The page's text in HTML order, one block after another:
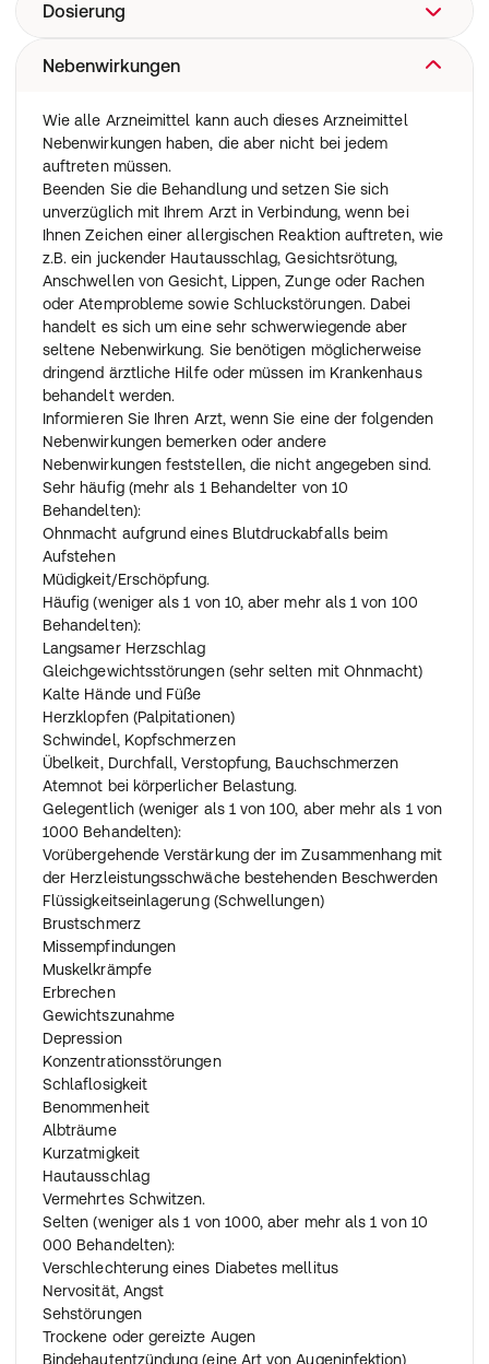
Dosierung
Nehmen Sie dieses Arzneimittel immer genau nach
oder Apotheker nach, wenn Sie sich nicht ganz sicher
sind.
Nehmen Sie die Tabletten 1-mal täglich morgens mit 1
Glas Wasser ein. Die Tabletten sind im Ganzen oder
geteilt einzunehmen. Sie dürfen die Tabletten vor dem
Schlucken nicht zerkauen oder zerstoßen. Die Tablette
kann in gleiche Dosen geteilt werden.
Falls vom Arzt nicht anders verordnet, ist die übliche
Dosis:
Bei Bluthochdruck
1-mal täglich 47,5 mg Metoprololsuccinat (entsprechend
2 Tabletten).
Die Dosis kann falls erforderlich auf 1-mal täglich 95 bis
190 mg Metoprololsuccinat (hierfür stehen höhere
Wirkstärken zur Verfügung) erhöht werden.
Bei Schmerzen und Engegefühl im Brustraum (Angina
pectoris)
1-mal täglich 95 bis 190 mg Metoprololsuccinat (hierfür
stehen höhere Wirkstärken zur Verfügung).
Bei unregelmäßigem Herzschlag
(Herzrhythmusstörungen)
1-mal täglich 95 bis 190 mg Metoprololsuccinat (hierfür
stehen höhere Wirkstärken zur Verfügung):
Zur vorbeugenden Behandlung nach einem Herzinfarkt
1-mal täglich 190 mg Metoprololsuccinat (hierfür stehen
höhere Wirkstärken zur Verfügung).
Bei Herzklopfen aufgrund von nicht organ-bedingten
Herzbeschwerden
1-mal täglich 95 mg Metoprololsuccinat (hierfür stehen
höhere Wirkstärken zur Verfügung).
Die Dosis kann falls erforderlich auf 1-mal täglich 190
mg Metoprololsuccinat (hierfür stehen höhere
Wirkstärken zur Verfügung) erhöht werden.
Zur Vorbeugung der Migräne
1-mal täglich 95 bis 190 mg Metoprololsuccinat (hierfür
stehen höhere Wirkstärken zur Verfügung).
Bei Patienten mit stabiler Herzleistungsschwäche
Richten Sie sich bitte nach den Anweisungen Ihres
Arztes.
Kinder und Jugendliche
Bluthochdruck
Die Dosis von Metoprololsuccinat zur Behandlung von
Bluthochdruck bei Kindern ab 6 Jahren und
Jugendlichen richtet sich nach dem Körpergewicht Ihres
Kindes bzw. des Jugendlichen. Ihr Arzt wird die richtige
Dosis berechnen.
Eine Anwendung von Metoprololsuccinat zur
Behandlung von Bluthochdruck bei Kindern unter 6
Jahren wird nicht empfohlen.
Patienten mit eingeschränkter Leberfunktion
Wenn Ihre Leberfunktion stark eingeschränkt ist, wird Ihr
Arzt die Dosis gegebenenfalls anpassen. Richten Sie
sich stets nach den Anweisungen Ihres Arztes.
Wenn Sie eine größere Menge von Metoprololsuccinat
Nebenwirkungen
Wie alle Arzneimittel kann auch dieses Arzneimittel
Nebenwirkungen haben, die aber nicht bei jedem
auftreten müssen.
Beenden Sie die Behandlung und setzen Sie sich
unverzüglich mit Ihrem Arzt in Verbindung, wenn bei
Ihnen Zeichen einer allergischen Reaktion auftreten, wie
z.B. ein juckender Hautausschlag, Gesichtsrötung,
Anschwellen von Gesicht, Lippen, Zunge oder Rachen
oder Atemprobleme sowie Schluckstörungen. Dabei
handelt es sich um eine sehr schwerwiegende aber
seltene Nebenwirkung. Sie benötigen möglicherweise
dringend ärztliche Hilfe oder müssen im Krankenhaus
behandelt werden.
Informieren Sie Ihren Arzt, wenn Sie eine der folgenden
Nebenwirkungen bemerken oder andere
Nebenwirkungen feststellen, die nicht angegeben sind.
Sehr häufig (mehr als 1 Behandelter von 10
Behandelten):
Ohnmacht aufgrund eines Blutdruckabfalls beim
Aufstehen
Müdigkeit/Erschöpfung.
Häufig (weniger als 1 von 10, aber mehr als 1 von 100
Behandelten):
Langsamer Herzschlag
Gleichgewichtsstörungen (sehr selten mit Ohnmacht)
Kalte Hände und Füße
Herzklopfen (Palpitationen)
Schwindel, Kopfschmerzen
Übelkeit, Durchfall, Verstopfung, Bauchschmerzen
Atemnot bei körperlicher Belastung.
Gelegentlich (weniger als 1 von 100, aber mehr als 1 von
1000 Behandelten):
Vorübergehende Verstärkung der im Zusammenhang mit
der Herzleistungsschwäche bestehenden Beschwerden
Flüssigkeitseinlagerung (Schwellungen)
Brustschmerz
Missempfindungen
Muskelkrämpfe
Erbrechen
Gewichtszunahme
Depression
Konzentrationsstörungen
Schlaflosigkeit
Benommenheit
Albträume
Kurzatmigkeit
Hautausschlag
Vermehrtes Schwitzen.
Selten (weniger als 1 von 1000, aber mehr als 1 von 10
000 Behandelten):
Verschlechterung eines Diabetes mellitus
Nervosität, Angst
Sehstörungen
Trockene oder gereizte Augen
Bindehautentzündung (eine Art von Augeninfektion)